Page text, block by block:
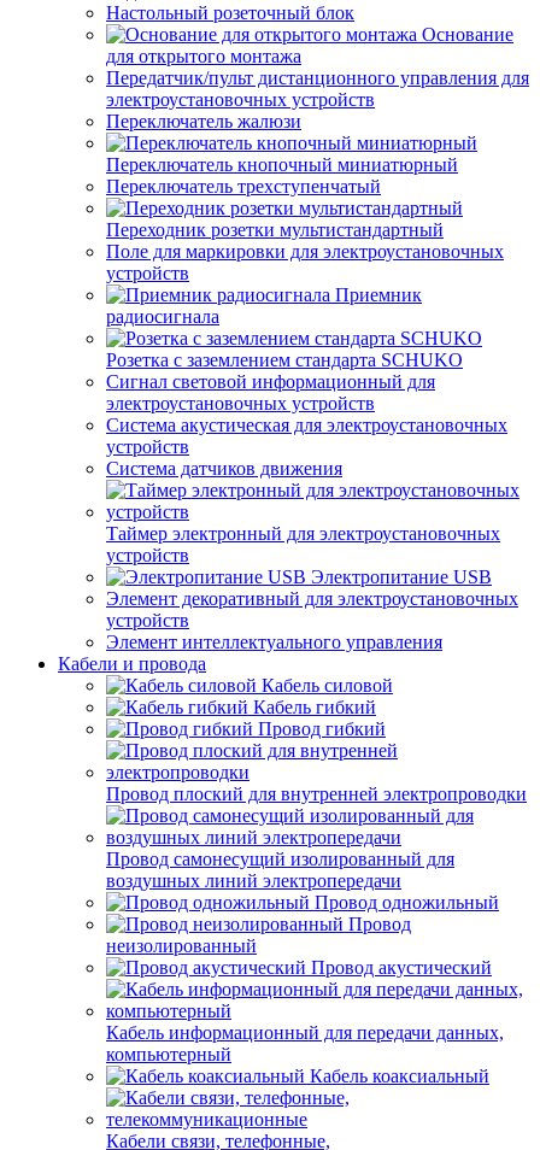
Настольный розеточный блок
Основание
для открытого монтажа
Передатчик/пульт дистанционного управления для
электроустановочных устройств
Переключатель жалюзи
Переключатель кнопочный миниатюрный
Переключатель трехступенчатый
Переходник розетки мультистандартный
Поле для маркировки для электроустановочных
устройств
Приемник
радиосигнала
Розетка с заземлением стандарта SCHUKO
Сигнал световой информационный для
электроустановочных устройств
Система акустическая для электроустановочных
устройств
Система датчиков движения
Таймер электронный для электроустановочных
устройств
Электропитание USB
Элемент декоративный для электроустановочных
устройств
Элемент интеллектуального управления
Кабели и провода
Кабель силовой
Кабель гибкий
Провод гибкий
Провод плоский для внутренней электропроводки
Провод самонесущий изолированный для
воздушных линий электропередачи
Провод одножильный
Провод
неизолированный
Провод акустический
Кабель информационный для передачи данных,
компьютерный
Кабель коаксиальный
Кабели связи, телефонные,